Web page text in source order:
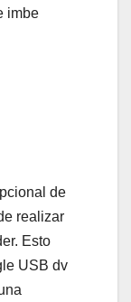
imbe
de
realizar
Esto
USB dv